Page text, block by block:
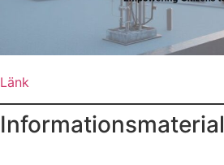
Länk
Informationsmaterial